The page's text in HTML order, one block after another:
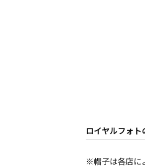
ロイヤルフォト
※帽子は各店に